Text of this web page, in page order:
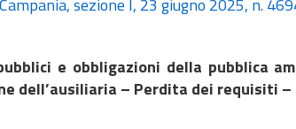
sezione I, 23 giugno 2025, n.
e obbligazioni della pubblica
dell’ausiliaria – Perdita dei requisiti